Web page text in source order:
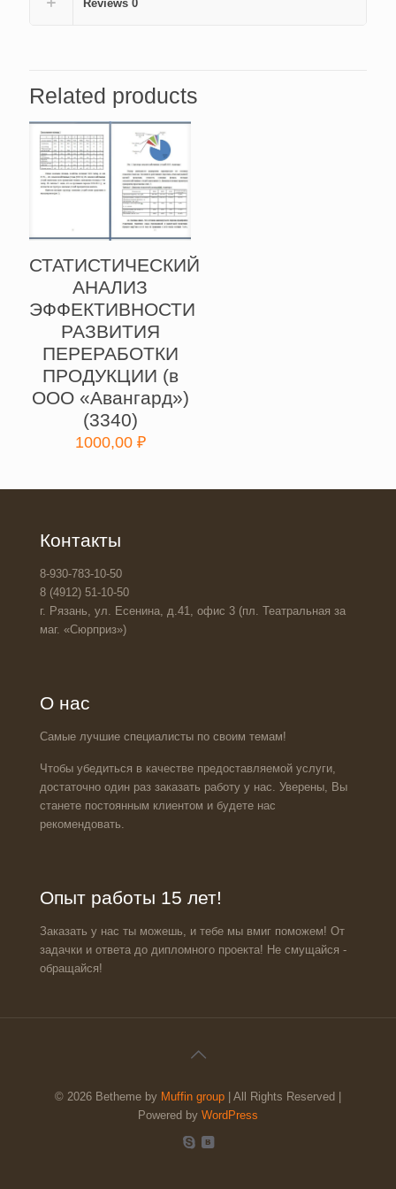
Reviews 0
Related products
СТАТИСТИЧЕСКИЙ
АНАЛИЗ
ЭФФЕКТИВНОСТИ
РАЗВИТИЯ
ПЕРЕРАБОТКИ
ПРОДУКЦИИ (в
ООО «Авангард»)
(3340)
1000,00 ₽
Контакты
8-930-783-10-50
8 (4912) 51-10-50
г. Рязань, ул. Есенина, д.41, офис 3 (пл. Театральная за
маг. «Сюрприз»)
О нас
Самые лучшие специалисты по своим темам!
Чтобы убедиться в качестве предоставляемой услуги,
достаточно один раз заказать работу у нас. Уверены, Вы
станете постоянным клиентом и будете нас
рекомендовать.
Опыт работы 15 лет!
Заказать у нас ты можешь, и тебе мы вмиг поможем! От
задачки и ответа до дипломного проекта! Не смущайся -
обращайся!
© 2026 Betheme by Muffin group | All Rights Reserved |
Powered by WordPress